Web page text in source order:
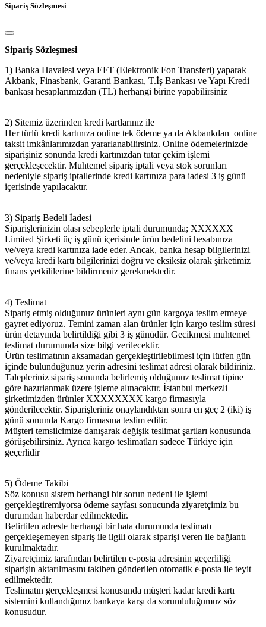
Sipariş Sözleşmesi
Sipariş Sözleşmesi
1) Banka Havalesi veya EFT (Elektronik Fon Transferi) yaparak
Akbank, Finasbank, Garanti Bankası, T.İş Bankası ve Yapı Kredi
bankası hesaplarımızdan (TL) herhangi birine yapabilirsiniz
2) Sitemiz üzerinden kredi kartlarınız ile
Her türlü kredi kartınıza online tek ödeme ya da Akbankdan online
taksit imkânlarımızdan yararlanabilirsiniz. Online ödemelerinizde
siparişiniz sonunda kredi kartınızdan tutar çekim işlemi
gerçekleşecektir. Muhtemel sipariş iptali veya stok sorunları
nedeniyle sipariş iptallerinde kredi kartınıza para iadesi 3 iş günü
içerisinde yapılacaktır.
3) Sipariş Bedeli İadesi
Siparişlerinizin olası sebeplerle iptali durumunda; XXXXXX
Limited Şirketi üç iş günü içerisinde ürün bedelini hesabınıza
ve/veya kredi kartınıza iade eder. Ancak, banka hesap bilgilerinizi
ve/veya kredi kartı bilgilerinizi doğru ve eksiksiz olarak şirketimiz
finans yetkililerine bildirmeniz gerekmektedir.
4) Teslimat
Sipariş etmiş olduğunuz ürünleri aynı gün kargoya teslim etmeye
gayret ediyoruz. Temini zaman alan ürünler için kargo teslim süresi
ürün detayında belirtildiği gibi 3 iş günüdür. Gecikmesi muhtemel
teslimat durumunda size bilgi verilecektir.
Ürün teslimatının aksamadan gerçekleştirilebilmesi için lütfen gün
içinde bulunduğunuz yerin adresini teslimat adresi olarak bildiriniz.
Talepleriniz sipariş sonunda belirlemiş olduğunuz teslimat tipine
göre hazırlanmak üzere işleme alınacaktır. İstanbul merkezli
şirketimizden ürünler XXXXXXXX kargo firmasıyla
gönderilecektir. Siparişleriniz onaylandıktan sonra en geç 2 (iki) iş
günü sonunda Kargo firmasına teslim edilir.
Müşteri temsilcimize danışarak değişik teslimat şartları konusunda
görüşebilirsiniz. Ayrıca kargo teslimatları sadece Türkiye için
geçerlidir
5) Ödeme Takibi
Söz konusu sistem herhangi bir sorun nedeni ile işlemi
gerçekleştiremiyorsa ödeme sayfası sonucunda ziyaretçimiz bu
durumdan haberdar edilmektedir.
Belirtilen adreste herhangi bir hata durumunda teslimatı
gerçekleşemeyen sipariş ile ilgili olarak siparişi veren ile bağlantı
kurulmaktadır.
Ziyaretçimiz tarafından belirtilen e-posta adresinin geçerliliği
siparişin aktarılmasını takiben gönderilen otomatik e-posta ile teyit
edilmektedir.
Teslimatın gerçekleşmesi konusunda müşteri kadar kredi kartı
sistemini kullandığımız bankaya karşı da sorumluluğumuz söz
konusudur.